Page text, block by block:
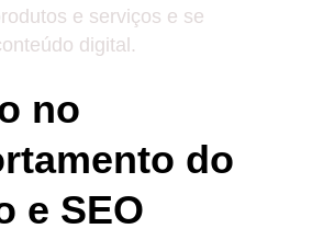
e serviços e se
digital.
no
do
e SEO